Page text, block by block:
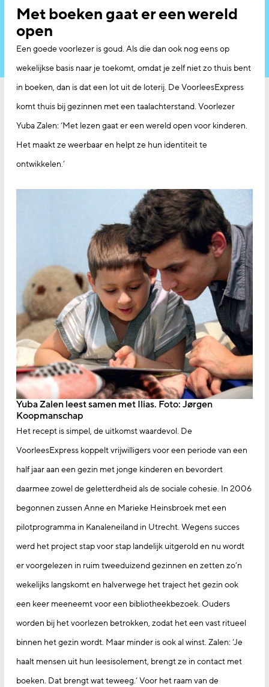
Met boeken gaat er een wereld
open
Een goede voorlezer is goud. Als die dan ook nog eens op
wekelijkse basis naar je toekomt, omdat je zelf niet zo thuis bent
in boeken, dan is dat een lot uit de loterij. De VoorleesExpress
komt thuis bij gezinnen met een taalachterstand. Voorlezer
Yuba Zalen: ‘Met lezen gaat er een wereld open voor kinderen.
Het maakt ze weerbaar en helpt ze hun identiteit te
ontwikkelen.’
Yuba Zalen leest samen met Ilias. Foto: Jørgen
Koopmanschap
Het recept is simpel, de uitkomst waardevol. De
VoorleesExpress koppelt vrijwilligers voor een periode van een
half jaar aan een gezin met jonge kinderen en bevordert
daarmee zowel de geletterdheid als de sociale cohesie. In 2006
begonnen zussen Anne en Marieke Heinsbroek met een
pilotprogramma in Kanaleneiland in Utrecht. Wegens succes
werd het project stap voor stap landelijk uitgerold en nu wordt
er voorgelezen in ruim tweeduizend gezinnen en zetten zo’n
wekelijks langskomt en halverwege het traject het gezin ook
een keer meeneemt voor een bibliotheekbezoek. Ouders
worden bij het voorlezen betrokken, zodat het een vast ritueel
binnen het gezin wordt. Maar minder is ook al winst. Zalen: ‘Je
haalt mensen uit hun leesisolement, brengt ze in contact met
boeken. Dat brengt wat teweeg.’ Voor het raam van de